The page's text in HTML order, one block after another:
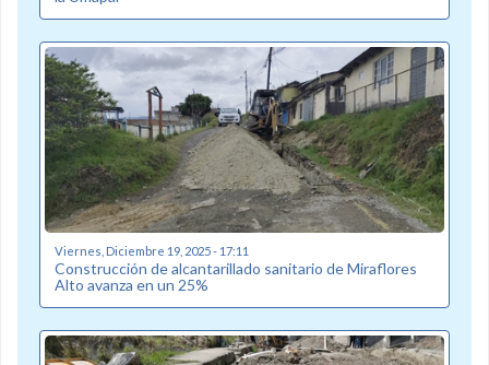
Viernes, Diciembre 19, 2025 - 17:11
Construcción de alcantarillado sanitario de Miraflores
Alto avanza en un 25%